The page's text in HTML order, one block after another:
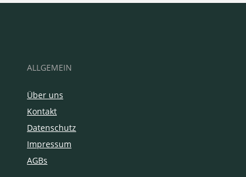
ALLGEMEIN
Über uns
Kontakt
Datenschutz
Impressum
AGBs